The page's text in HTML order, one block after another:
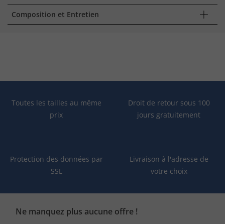
Composition et Entretien
Toutes les tailles au même
prix
Droit de retour sous 100
jours gratuitement
Protection des données par
SSL
Livraison à l'adresse de
votre choix
Ne manquez plus aucune offre !